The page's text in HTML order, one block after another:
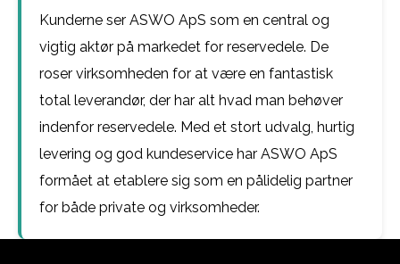
Kunderne ser ASWO ApS som en central og
vigtig aktør på markedet for reservedele. De
roser virksomheden for at være en fantastisk
total leverandør, der har alt hvad man behøver
indenfor reservedele. Med et stort udvalg, hurtig
levering og god kundeservice har ASWO ApS
formået at etablere sig som en pålidelig partner
for både private og virksomheder.